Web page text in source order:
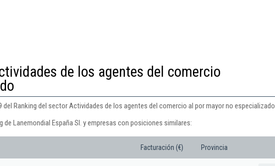
de los agentes del comercio
Ranking del sector Actividades de los agentes del comercio al por mayor no especializado.
Lanemondial España Sl. y empresas con posiciones similares:
Facturación (€) Provincia